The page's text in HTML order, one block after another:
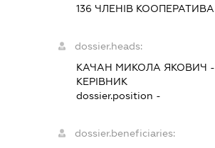
136 ЧЛЕНІВ КООПЕРАТИВА
dossier.heads:
КАЧАН МИКОЛА ЯКОВИЧ -
КЕРІВНИК
dossier.position -
dossier.beneficiaries: